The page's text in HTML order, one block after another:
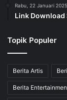
Rabu, 22 Januari 2025
Link Download
Topik Populer
Berita Artis
Berita